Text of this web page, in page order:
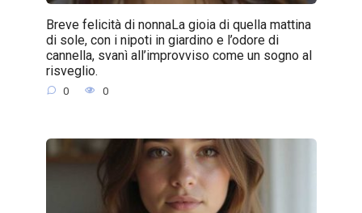
Breve felicità di nonnaLa gioia di quella mattina
di sole, con i nipoti in giardino e l’odore di
cannella, svanì all’improvviso come un sogno al
risveglio.
0 0